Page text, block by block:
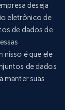
deseja
eletrônico de
de dados de
nisso é que ele
de dados
manter suas